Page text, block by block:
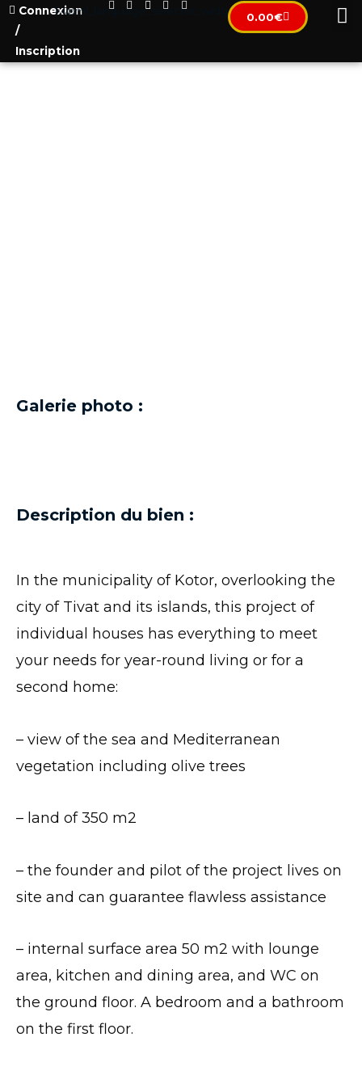
Connexion
/
Inscription
[wpml_language_selector_widget] 0.00€
Galerie photo :
Description du bien :
In the municipality of Kotor, overlooking the
city of Tivat and its islands, this project of
individual houses has everything to meet
your needs for year-round living or for a
second home:
– view of the sea and Mediterranean
vegetation including olive trees
– land of 350 m2
– the founder and pilot of the project lives on
site and can guarantee flawless assistance
– internal surface area 50 m2 with lounge
area, kitchen and dining area, and WC on
the ground floor. A bedroom and a bathroom
on the first floor.